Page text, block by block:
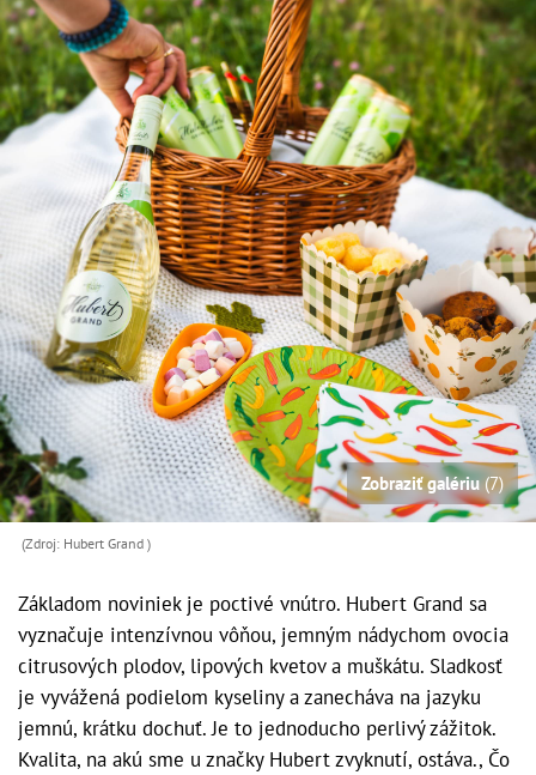
Zobraziť galériu(7)
(Zdroj: Hubert Grand )
Základom noviniek je poctivé vnútro. Hubert Grand sa
vyznačuje intenzívnou vôňou, jemným nádychom ovocia
citrusových plodov, lipových kvetov a muškátu. Sladkosť
je vyvážená podielom kyseliny a zanecháva na jazyku
jemnú, krátku dochuť. Je to jednoducho perlivý zážitok.
Kvalita, na akú sme u značky Hubert zvyknutí, ostáva., Čo